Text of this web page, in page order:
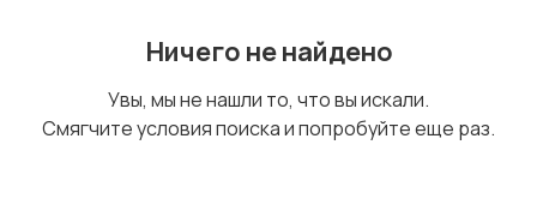
Ничего не найдено
Увы, мы не нашли то, что вы искали.
Смягчите условия поиска и попробуйте еще раз.